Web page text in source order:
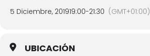
5 Diciembre, 201919:00-21:30 (GMT+01:00)
UBICACIÓN